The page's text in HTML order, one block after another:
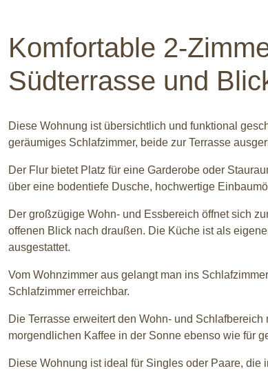
Komfortable 2-
Südterrasse und
Diese Wohnung ist übersichtlich und funktional
geräumiges Schlafzimmer, beide zur Terrasse
Der Flur bietet Platz für eine Garderobe oder
über eine bodentiefe Dusche, hochwertige
Der großzügige Wohn- und Essbereich öffnet sich
offenen Blick nach draußen. Die Küche ist als
ausgestattet.
Vom Wohnzimmer aus gelangt man ins
Schlafzimmer erreichbar.
Die Terrasse erweitert den Wohn- und
morgendlichen Kaffee in der Sonne ebenso wie für
Diese Wohnung ist ideal für Singles oder Paare,